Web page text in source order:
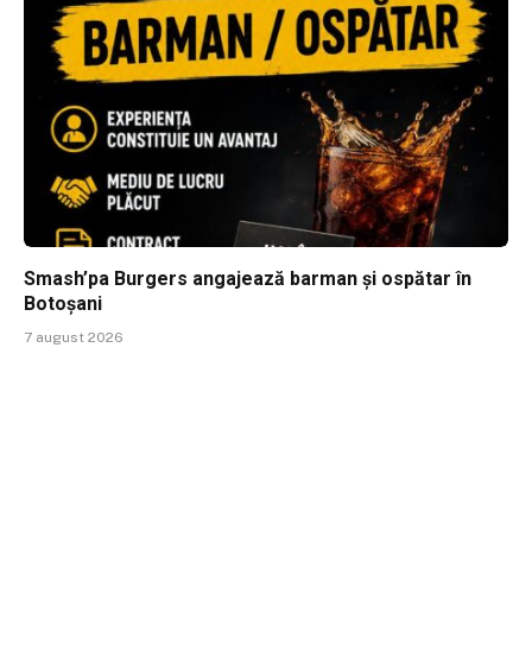
Smash’pa Burgers angajează barman și ospătar în
Botoșani
7 august 2026